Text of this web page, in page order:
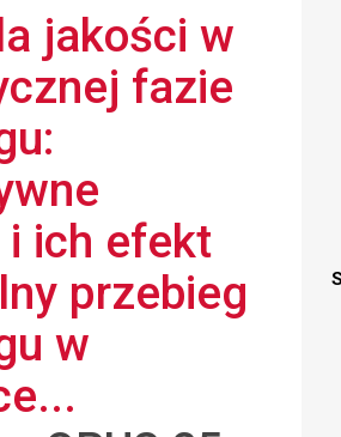
jakości w
fazie
i ich efekt
przebieg
w